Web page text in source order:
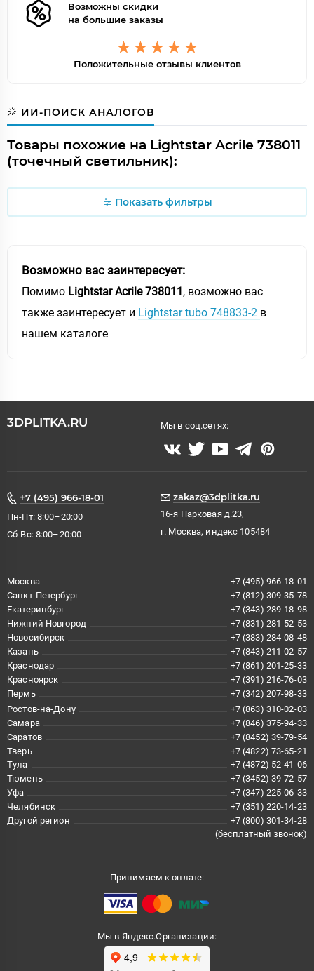
Возможны скидки
на большие заказы
Положительные отзывы клиентов
ИИ-ПОИСК АНАЛОГОВ
Товары похожие на Lightstar Acrile 738011
(точечный светильник):
Показать фильтры
Возможно вас заинтересует:
Помимо Lightstar Acrile 738011, возможно вас
также заинтересует и Lightstar tubo 748833-2 в
нашем каталоге
3DPLITKA.RU Мы в соц.сетях:
+7 (495) 966-18-01
Пн-Пт: 8:00–20:00
Сб-Вс: 8:00–20:00
zakaz@3dplitka.ru
16-я Парковая д.23,
г. Москва, индекс 105484
Москва
+7 (495) 966-18-01
Санкт-Петербург
+7 (812) 309-35-78
Екатеринбург
+7 (343) 289-18-98
Нижний Новгород
+7 (831) 281-52-53
Новосибирск
+7 (383) 284-08-48
Казань
+7 (843) 211-02-57
Краснодар
+7 (861) 201-25-33
Красноярск
+7 (391) 216-76-03
Пермь
+7 (342) 207-98-33
Ростов-на-Дону
+7 (863) 310-02-03
Самара
+7 (846) 375-94-33
Саратов
+7 (8452) 39-79-54
Тверь
+7 (4822) 73-65-21
Тула
+7 (4872) 52-41-06
Тюмень
+7 (3452) 39-72-57
Уфа
+7 (347) 225-06-33
Челябинск
+7 (351) 220-14-23
Другой регион
+7 (800) 301-34-28
(бесплатный звонок)
Принимаем к оплате:
Мы в Яндекс.Организации: